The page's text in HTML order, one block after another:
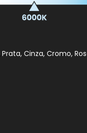
Cinza, Cromo,